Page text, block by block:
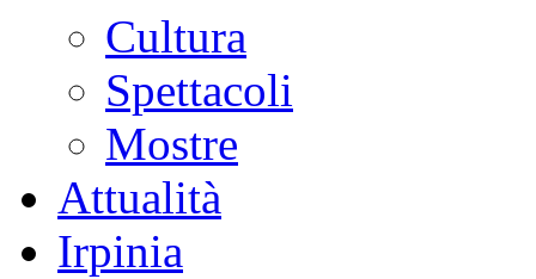
Cultura
Spettacoli
Mostre
Attualità
Irpinia